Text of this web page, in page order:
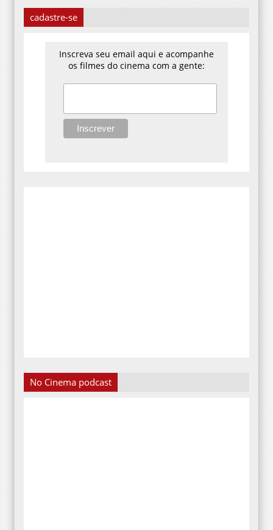
cadastre-se
Inscreva seu email aqui e acompanhe
os filmes do cinema com a gente:
No Cinema podcast